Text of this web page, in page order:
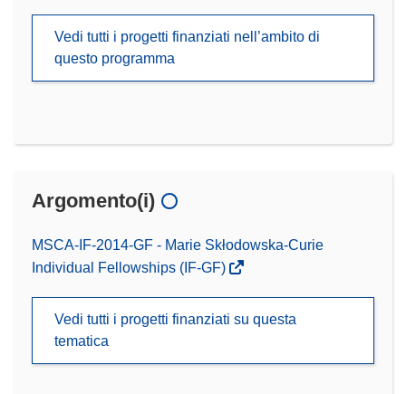
Vedi tutti i progetti finanziati nell’ambito di
questo programma
Argomento(i)
MSCA-IF-2014-GF - Marie Skłodowska-Curie
Individual Fellowships (IF-GF)
Vedi tutti i progetti finanziati su questa
tematica